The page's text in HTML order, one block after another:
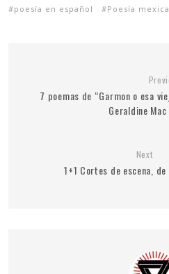
poesía en español
Poesía
7 poemas de “Garmon o esa
Geraldine
Next
1+1 Cortes de escena, de